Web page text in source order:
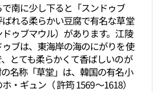
南に少し下ると「スンドゥブ
ばれる柔らかい豆腐で有名な草堂
ゥブマウル）があります。江陵
ブは、東海岸の海のにがりを使
とても柔らかくて香ばしいのが
名称「草堂」は、韓国の有名小
・ギュン（ 許筠 1569～1618）